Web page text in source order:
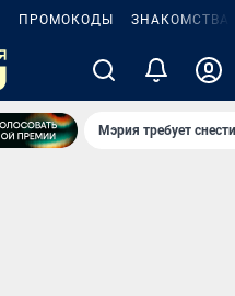
ПРОМОКОДЫ ЗНАКОМСТВА
Мэрия требует